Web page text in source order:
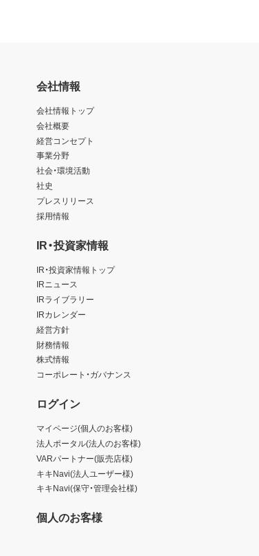
会社情報
会社情報トップ
会社概要
経営コンセプト
事業分野
社会・環境活動
社史
プレスリリース
採用情報
IR・投資家情報
IR・投資家情報トップ
IRニュース
IRライブラリー
IRカレンダー
経営方針
財務情報
株式情報
コーポレート・ガバナンス
ログイン
マイページ(個人のお客様)
法人ポータル(法人のお客様)
VARパートナー(販売店様)
キキNavi(法人ユーザー様)
キキNavi(保守・管理会社様)
個人のお客様